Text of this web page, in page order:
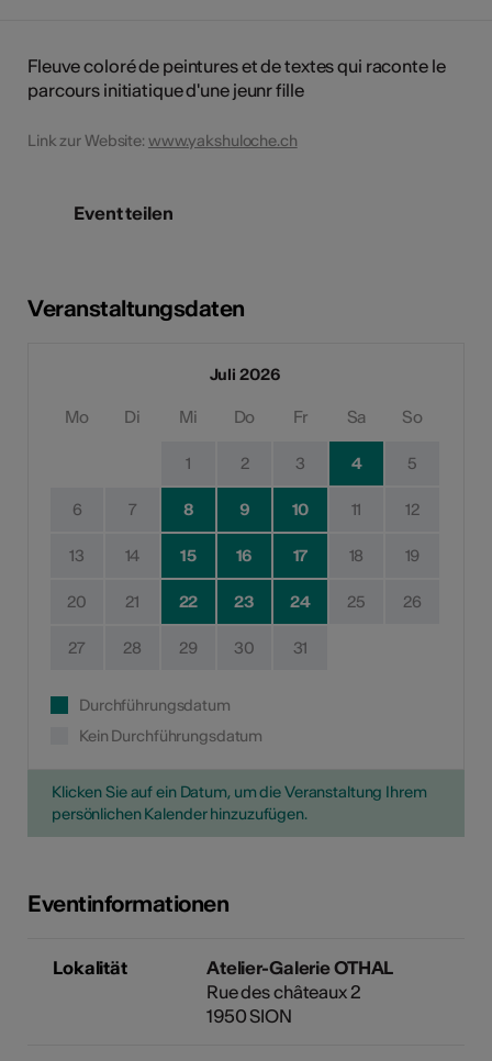
Fleuve coloré de peintures et de textes qui raconte le
parcours initiatique d'une jeunr fille
Link zur Website: www.yakshuloche.ch
Event teilen
Veranstaltungsdaten
Juli 2026
Mo Di Mi Do Fr Sa So
1 2 3 4 5
6 7 8 9 10 11 12
13 14 15 16 17 18 19
20 21 22 23 24 25 26
27 28 29 30 31
Durchführungsdatum
Kein Durchführungsdatum
Klicken Sie auf ein Datum, um die Veranstaltung Ihrem
persönlichen Kalender hinzuzufügen.
Eventinformationen
Lokalität
Atelier-Galerie OTHAL
Rue des châteaux 2
1950 SION